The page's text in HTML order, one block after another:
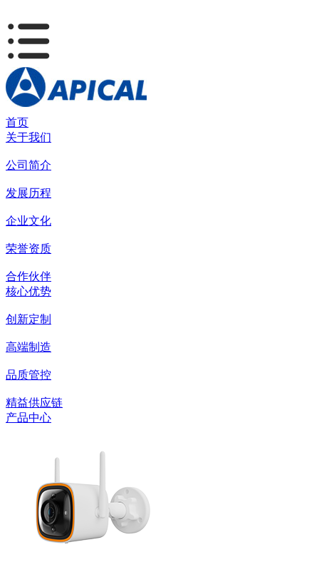
首页
关于我们
公司简介
发展历程
企业文化
荣誉资质
合作伙伴
核心优势
创新定制
高端制造
品质管控
精益供应链
产品中心